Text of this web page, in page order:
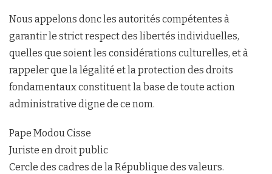
Nous appelons donc les autorités compétentes à
garantir le strict respect des libertés individuelles,
quelles que soient les considérations culturelles, et à
rappeler que la légalité et la protection des droits
fondamentaux constituent la base de toute action
administrative digne de ce nom.
Pape Modou Cisse
Juriste en droit public
Cercle des cadres de la République des valeurs.